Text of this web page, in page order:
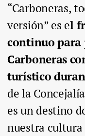
“Carboneras,
versión” es el
continuo para
Carboneras
turístico
de la
es un destino
nuestra